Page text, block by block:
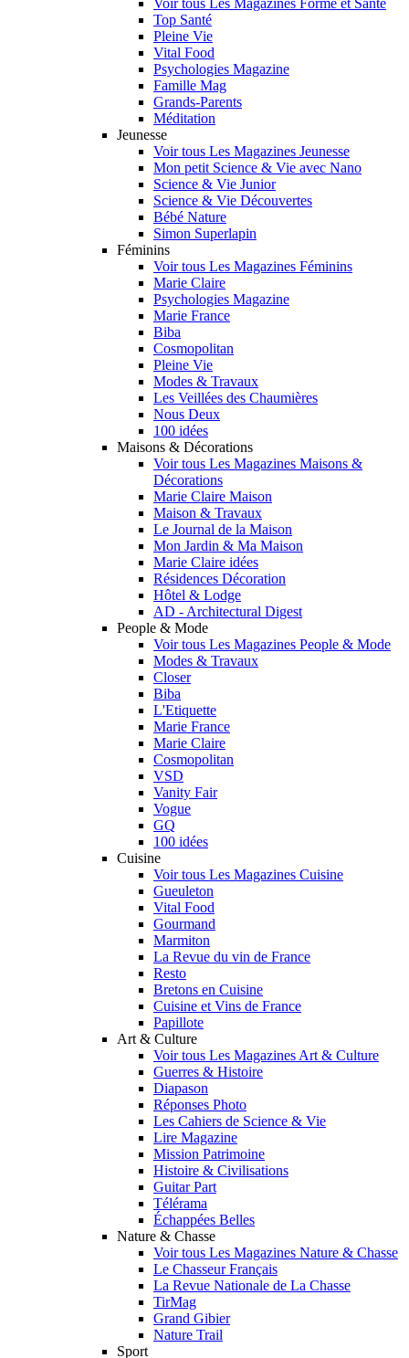
Voir tous Les Magazines Forme et Santé
Top Santé
Pleine Vie
Vital Food
Psychologies Magazine
Famille Mag
Grands-Parents
Méditation
Jeunesse
Voir tous Les Magazines Jeunesse
Mon petit Science & Vie avec Nano
Science & Vie Junior
Science & Vie Découvertes
Bébé Nature
Simon Superlapin
Féminins
Voir tous Les Magazines Féminins
Marie Claire
Psychologies Magazine
Marie France
Biba
Cosmopolitan
Pleine Vie
Modes & Travaux
Les Veillées des Chaumières
Nous Deux
100 idées
Maisons & Décorations
Voir tous Les Magazines Maisons &
Décorations
Marie Claire Maison
Maison & Travaux
Le Journal de la Maison
Mon Jardin & Ma Maison
Marie Claire idées
Résidences Décoration
Hôtel & Lodge
AD - Architectural Digest
People & Mode
Voir tous Les Magazines People & Mode
Modes & Travaux
Closer
Biba
L'Etiquette
Marie France
Marie Claire
Cosmopolitan
VSD
Vanity Fair
Vogue
GQ
100 idées
Cuisine
Voir tous Les Magazines Cuisine
Gueuleton
Vital Food
Gourmand
Marmiton
La Revue du vin de France
Resto
Bretons en Cuisine
Cuisine et Vins de France
Papillote
Art & Culture
Voir tous Les Magazines Art & Culture
Guerres & Histoire
Diapason
Réponses Photo
Les Cahiers de Science & Vie
Lire Magazine
Mission Patrimoine
Histoire & Civilisations
Guitar Part
Télérama
Échappées Belles
Nature & Chasse
Voir tous Les Magazines Nature & Chasse
Le Chasseur Français
La Revue Nationale de La Chasse
TirMag
Grand Gibier
Nature Trail
Sport